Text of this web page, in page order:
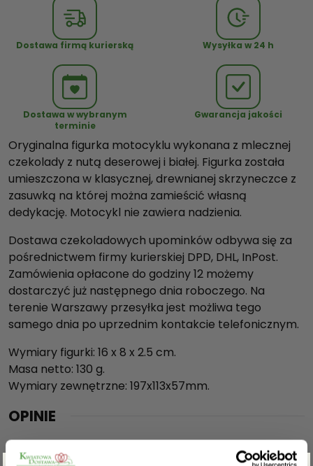
Dostawa firmą kurierską Wysyłka w 24 h
Dostawa w wybranym
terminie
Gwarancja jakości
Oryginalna figurka motocyklu wykonana z mlecznej
czekolady z nutą deserowej i białej. Figurka została
umieszczona w klasycznej, drewnianej skrzyneczce z
zasuwką na której można zamieścić własną
dedykację. Motocykl nie zawiera nadzienia.
Dostawa czekoladowych upominków odbywa się za
pośrednictwem firmy kurierskiej DPD, DHL, InPost.
Zamówienia opłacone do godziny 12 możemy
dostarczyć już następnego dnia roboczego. Na
terenie Warszawy przesyłka jest możliwa tego
samego dnia po uprzednim kontakcie telefonicznym.
Wymiary figurki: 16 x 8 x 2.5 cm.
Masa netto: 130 g.
Wymiary zewnętrzne: 197x113x57mm.
OPINIE